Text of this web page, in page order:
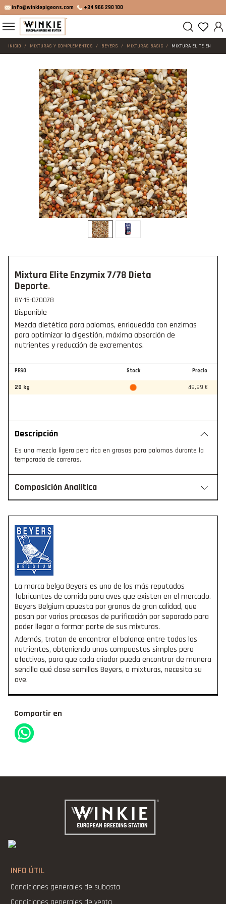
info@winkiepigeons.com +34 966 290 100
INICIO MIXTURAS Y COMPLEMENTOS BEYERS MIXTURAS BASIC MIXTURA ELITE ENZYMIX 7/78 DIETA DEPORTE
Mixtura Elite Enzymix 7/78 Dieta
Deporte
BY-15-070078
Disponible
Mezcla dietética para palomas, enriquecida con enzimas
para optimizar la digestión, máxima absorción de
nutrientes y reducción de excrementos.
PESO Stock Precio
20 kg 49,99 €
Descripción
Es una mezcla ligera pero rica en grasas para palomas durante la
temporada de carreras.
Composición Analítica
La marca belga Beyers es uno de los más reputados
fabricantes de comida para aves que existen en el mercado.
Beyers Belgium apuesta por granos de gran calidad, que
pasan por varios procesos de purificación por separado para
poder llegar a formar parte de sus mixturas.
Además, tratan de encontrar el balance entre todos los
nutrientes, obteniendo unos compuestos simples pero
efectivos, para que cada criador pueda encontrar de manera
sencilla qué clase semillas Beyers, o mixturas, necesita su
ave.
Compartir en
INFO ÚTIL
Condiciones generales de subasta